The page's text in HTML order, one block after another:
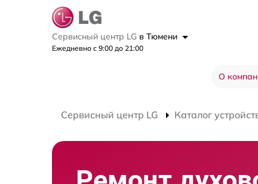
Сервисный центр LG в Тюмени
Ежедневно с 9:00 до 21:00
О
Сервисный центр LG Каталог